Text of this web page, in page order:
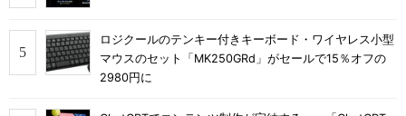
ロジクールのテンキー付きキーボード・ワイヤレス小型
マウスのセット「MK250GRd」がセールで15％オフの
2980円に